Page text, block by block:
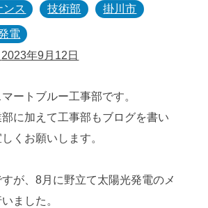
ンス 技術部 掛川市
電
2023年9月12日
ートブルー工事部です。
に加えて工事部もブログを書い
くお願いします。
が、8月に野立て太陽光発電のメ
ました。